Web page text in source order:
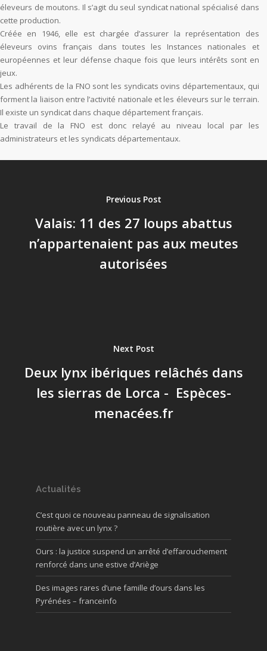
éleveurs de moutons. Il s’agit du seul syndicat national spécialisé dans
cette production.
Créée en 1946, elle est chargée d’assurer la représentation des
éleveurs ovins français dans toutes les Instances nationales et
européennes et leur défense chaque fois que leurs intérêts sont en
jeux.
Les adhérents de la FNO sont les syndicats ovins départementaux, qui
forment la liaison entre l’activité nationale et les éleveurs sur le terrain.
Il existe un syndicat dans chaque département français.
Le travail de la FNO est donc relayé au niveau local par les
administrateurs et les syndicats départementaux.
Previous Post
Valais: 11 des 27 loups abattus
n’appartenaient pas aux meutes
autorisées
Next Post
Deux lynx ibériques relâchés dans
les sierras de Lorca - Espèces-
menacées.fr
Actualités
C’est quoi ce nouveau panneau de signalisation
routière avec un lynx ?
Ours : la justice suspend un arrêté d’effarouchement
renforcé dans une estive d’Ariège
Des images rares d’une famille d’ours dans les
Pyrénées – franceinfo